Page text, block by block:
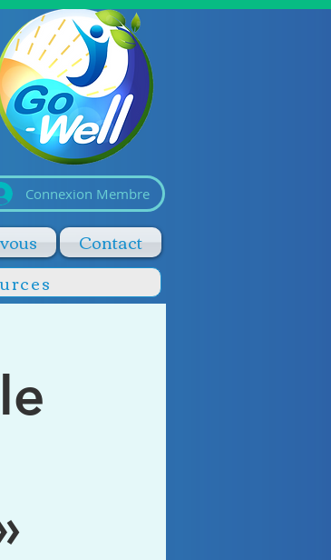
Connexion Membre
Contact